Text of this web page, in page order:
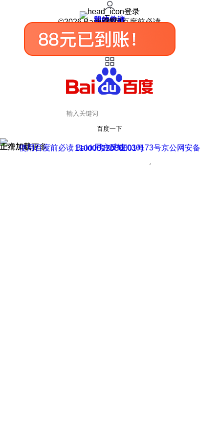
登录
我的关注
我的收藏
皮肤中心
用户反馈
设置
©2026 Baidu 使用百度前必读
百度一下
正在加载
上滑加载更多 用户反馈
使用百度前必读 Baidu 京ICP证030173号
京公网安备11000002000001号